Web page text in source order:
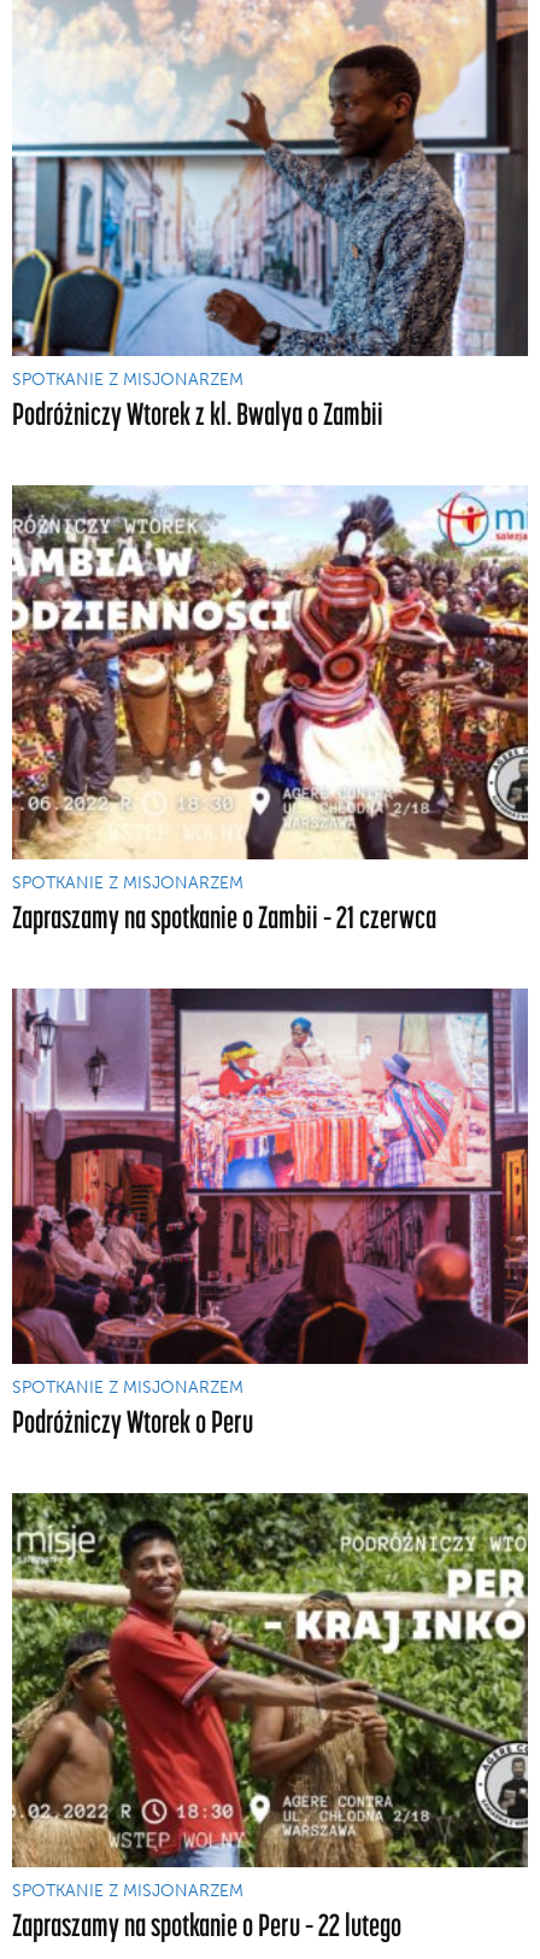
SPOTKANIE Z MISJONARZEM
Podróżniczy Wtorek z kl. Bwalya o Zambii
SPOTKANIE Z MISJONARZEM
Zapraszamy na spotkanie o Zambii – 21 czerwca
SPOTKANIE Z MISJONARZEM
Podróżniczy Wtorek o Peru
SPOTKANIE Z MISJONARZEM
Zapraszamy na spotkanie o Peru – 22 lutego